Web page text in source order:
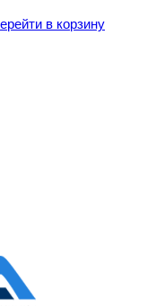
в корзину